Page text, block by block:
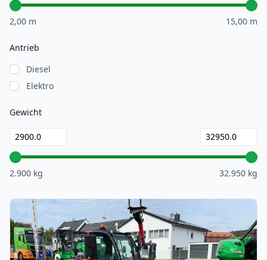
2,00 m 15,00 m
Antrieb
Diesel
Elektro
Gewicht
2.900 kg 32.950 kg